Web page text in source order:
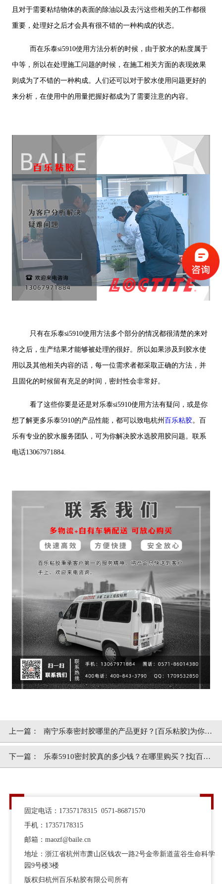
且对于需要粘结物体的表面的除油以及去污这些相关的工作都很
重要，处理好之后才会具有很不错的一种构成的状态。
而在乐泰si5910使用方法分析的时候，由于胶水的粘度属于
中等，所以在处理施工问题的时候，在施工相关方面的表现效果
则成为了不错的一种构成。人们还可以对于胶水使用问题更好的
来分析，在使用中的用量把握好都成为了需要注意的内容。
只有在乐泰si5910使用方法多个部分的情况都很清楚的来对
待之后，生产结果才能够被处理的很好。所以如果涉及到胶水使
用以及其他相关内容的话，每一位需求者都采取正确的方法，并
且固化的时候留有充足的时间，密封性会非常好。
看了这些你要是还是对乐泰si5910使用方法有疑问，或是你
想了解更多乐泰5910的产品性能，都可以致电杭州 百乐粘胶。百
乐有专业的胶水服务团队，可为你解决胶水选胶用胶问题。联系
电话13067971884.
上一篇： 南宁乐泰密封胶哪里的产品更好？[百乐粘胶]为你精
心挑选
下一篇： 乐泰5910密封胶真的多少钱？在哪里购买？找[百乐
固定电话：17357178315 0571-86871570
手机：17357178315
邮箱：maozf@baile.cn
地址：浙江省杭州市萧山区钱农一路2号金帝新道蓝谷生命科学
园9号楼3楼
版权归杭州百乐粘胶有限公司所有